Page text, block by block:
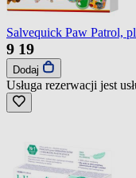
Salvequick Paw Patrol,
9 19
Dodaj
Usługa rezerwacji jest